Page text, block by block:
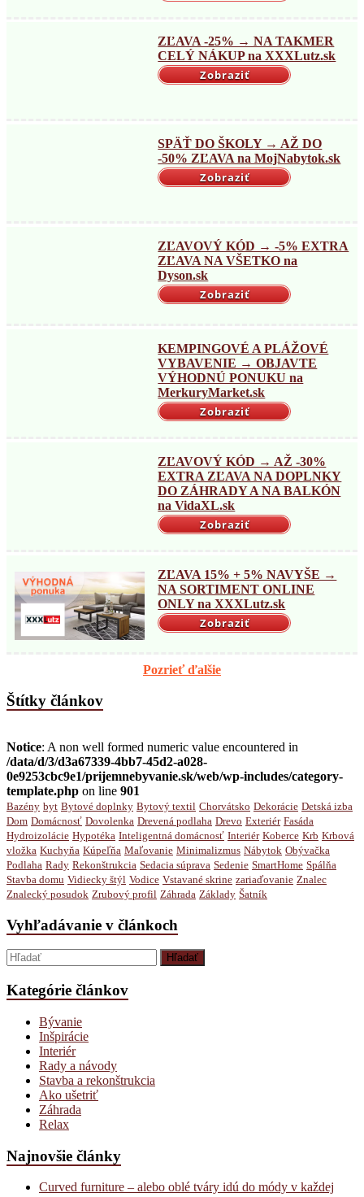
ZĽAVA -25% → NA TAKMER
CELÝ NÁKUP na XXXLutz.sk
Zobraziť
SPÄŤ DO ŠKOLY → AŽ DO
-50% ZĽAVA na MojNabytok.sk
Zobraziť
ZĽAVOVÝ KÓD → -5% EXTRA
ZĽAVA NA VŠETKO na
Dyson.sk
Zobraziť
KEMPINGOVÉ A PLÁŽOVÉ
VYBAVENIE → OBJAVTE
VÝHODNÚ PONUKU na
MerkuryMarket.sk
Zobraziť
ZĽAVOVÝ KÓD → AŽ -30%
EXTRA ZĽAVA NA DOPLNKY
DO ZÁHRADY A NA BALKÓN
na VidaXL.sk
Zobraziť
ZĽAVA 15% + 5% NAVYŠE →
NA SORTIMENT ONLINE
ONLY na XXXLutz.sk
Zobraziť
Pozrieť ďalšie
Štítky článkov
Notice: A non well formed numeric value encountered in
/data/d/3/d3a67339-4bb7-45d2-a028-
0e9253cbc9e1/prijemnebyvanie.sk/web/wp-includes/category-
template.php on line 901
Bazény byt Bytové doplnky Bytový textil Chorvátsko Dekorácie Detská izba
Dom Domácnosť Dovolenka Drevená podlaha Drevo Exteriér Fasáda
Hydroizolácie Hypotéka Inteligentná domácnosť Interiér Koberce Krb Krbová
vložka Kuchyňa Kúpeľňa Maľovanie Minimalizmus Nábytok Obývačka
Podlaha Rady Rekonštrukcia Sedacia súprava Sedenie SmartHome Spálňa
Stavba domu Vidiecky štýl Vodice Vstavané skrine zariaďovanie Znalec
Znalecký posudok Zrubový profil Záhrada Základy Šatník
Vyhľadávanie v článkoch
Kategórie článkov
Bývanie
Inšpirácie
Interiér
Rady a návody
Stavba a rekonštrukcia
Ako ušetriť
Záhrada
Relax
Najnovšie články
Curved furniture – alebo oblé tváry idú do módy v každej